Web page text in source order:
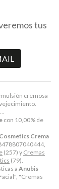
cremosa
con 10,00% de
Crema
(257) y Cremas
(79).
a Anubis
"Cremas
tus